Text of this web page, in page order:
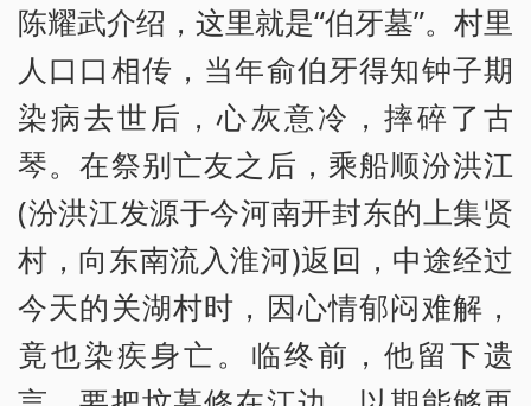
陈耀武介绍，这里就是“伯牙墓”。村里
人口口相传，当年俞伯牙得知钟子期
染病去世后，心灰意冷，摔碎了古
琴。在祭别亡友之后，乘船顺汾洪江
(汾洪江发源于今河南开封东的上集贤
村，向东南流入淮河)返回，中途经过
今天的关湖村时，因心情郁闷难解，
竟也染疾身亡。临终前，他留下遗